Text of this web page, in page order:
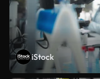
iStock